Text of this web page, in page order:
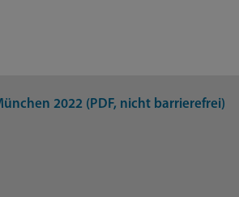
2022 (PDF, nicht barrierefrei)